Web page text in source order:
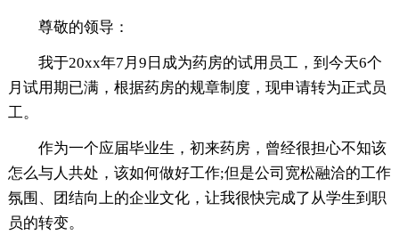
尊敬的领导：
我于20xx年7月9日成为药房的试用员工，到今天6个
月试用期已满，根据药房的规章制度，现申请转为正式员
工。
作为一个应届毕业生，初来药房，曾经很担心不知该
怎么与人共处，该如何做好工作;但是公司宽松融洽的工作
氛围、团结向上的企业文化，让我很快完成了从学生到职
员的转变。